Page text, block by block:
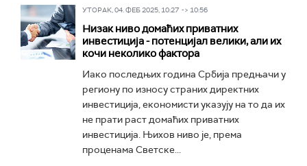
УТОРАК, 04. ФЕБ 2025, 10:27 -> 10:56
Низак ниво домаћих приватних
инвестиција - потенцијал велики, али их
кочи неколико фактора
Иако последњих година Србија предњачи у
региону по износу страних директних
инвестиција, економисти указују на то да их
не прати раст домаћих приватних
инвестиција. Њихов ниво је, према
проценама Светске...